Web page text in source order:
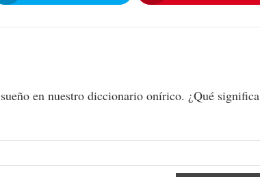
en nuestro diccionario onírico. ¿Qué significa